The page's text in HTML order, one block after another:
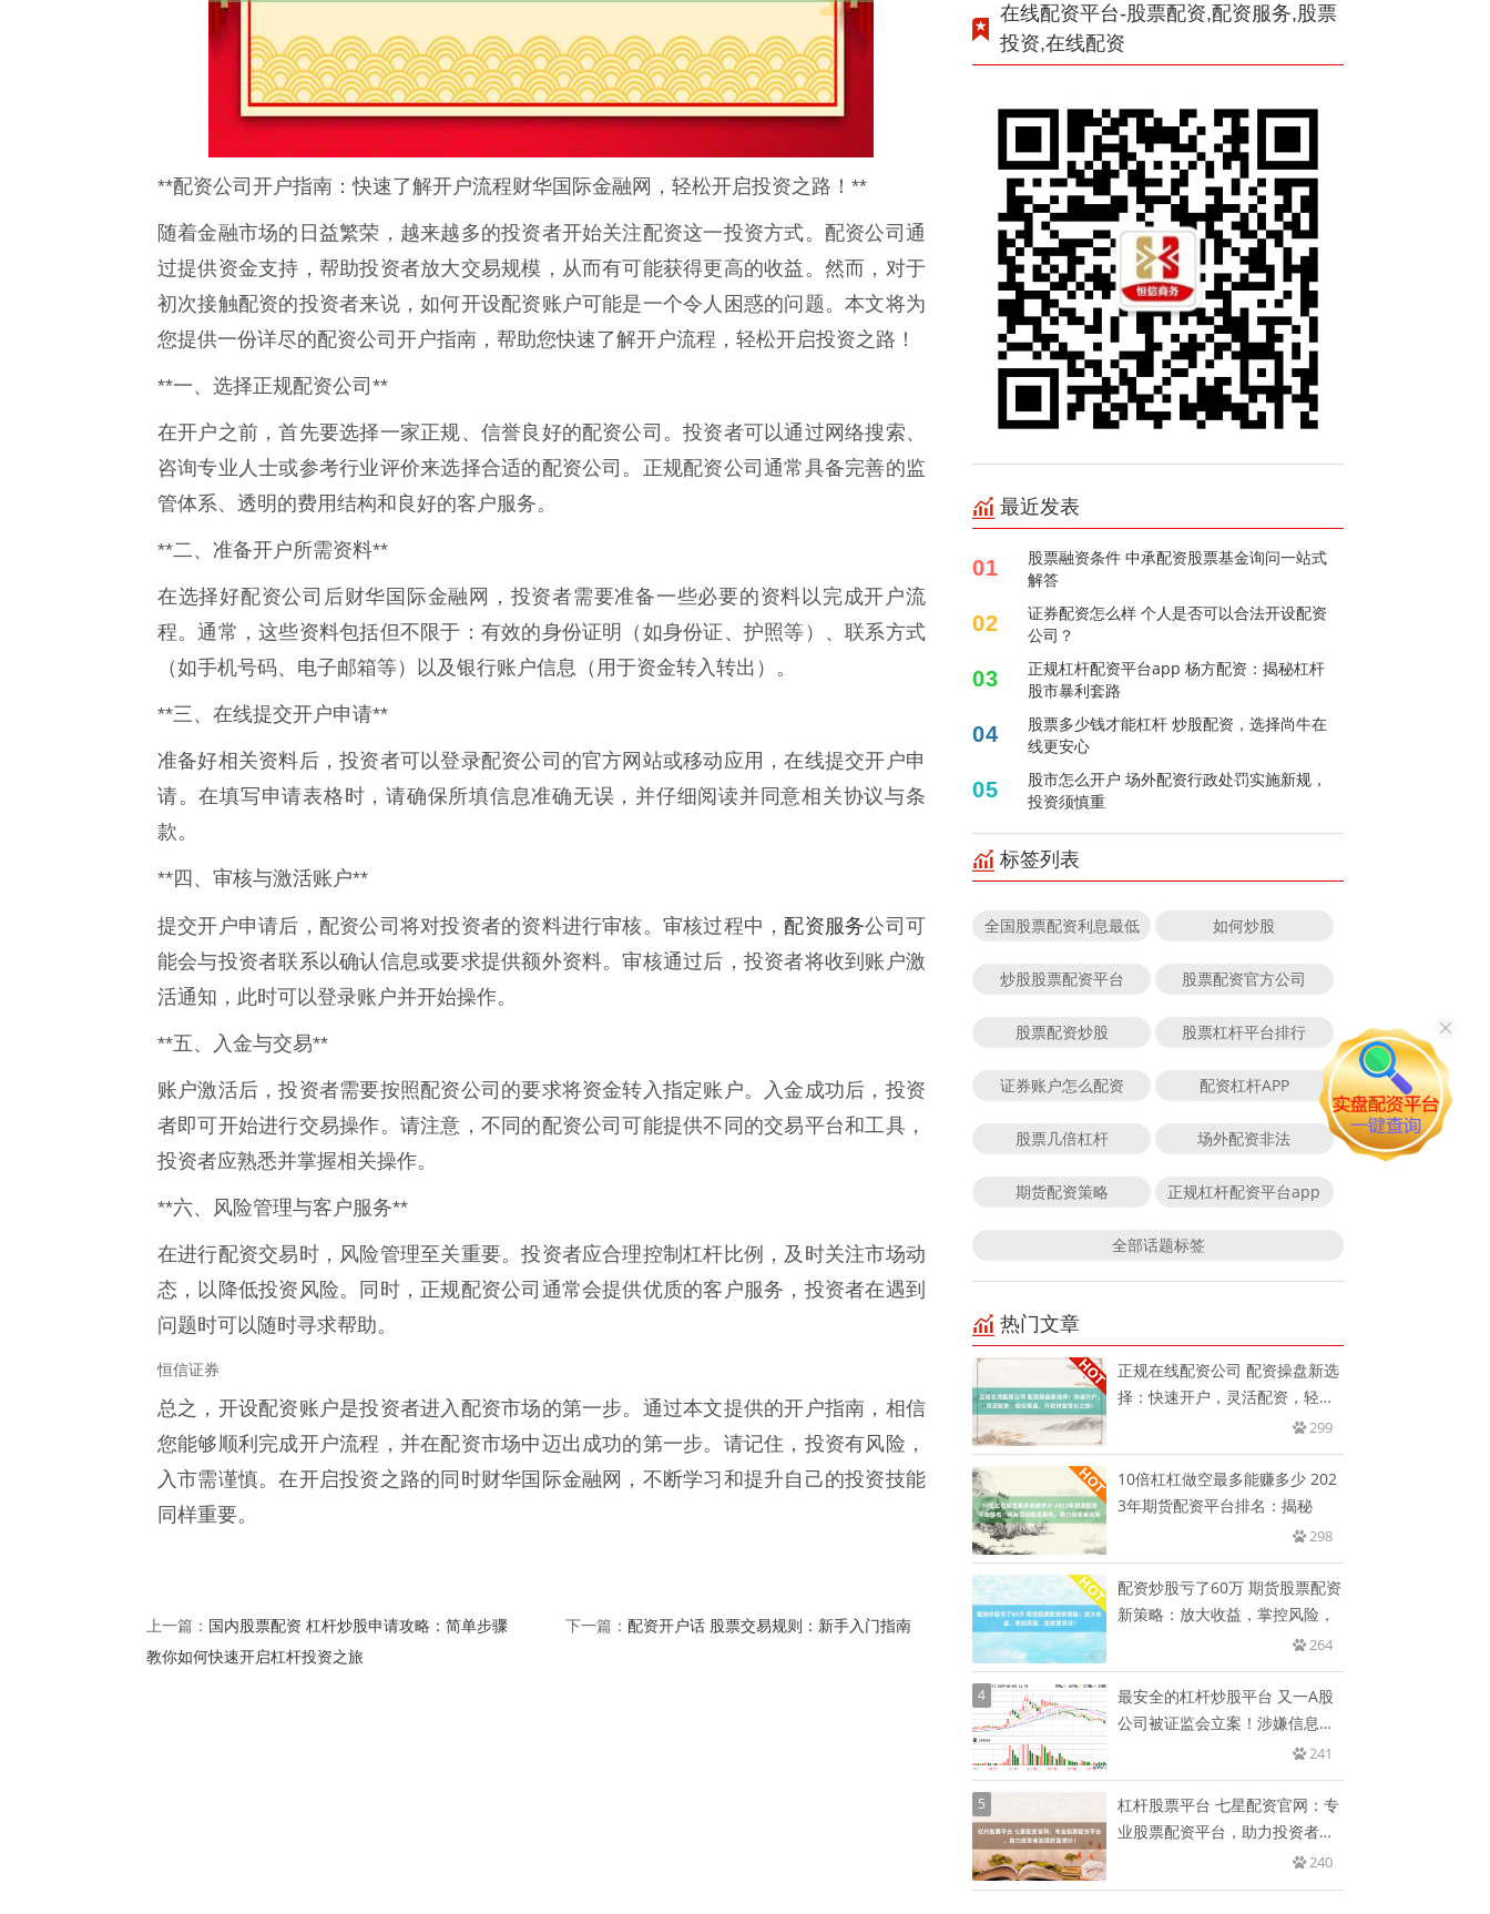
**配资公司开户指南：快速了解开户流程财华国际金融网，轻松开启投资之路！**
随着金融市场的日益繁荣，越来越多的投资者开始关注配资这一投资方式。配资公司通
过提供资金支持，帮助投资者放大交易规模，从而有可能获得更高的收益。然而，对于
初次接触配资的投资者来说，如何开设配资账户可能是一个令人困惑的问题。本文将为
您提供一份详尽的配资公司开户指南，帮助您快速了解开户流程，轻松开启投资之路！
**一、选择正规配资公司**
在开户之前，首先要选择一家正规、信誉良好的配资公司。投资者可以通过网络搜索、
咨询专业人士或参考行业评价来选择合适的配资公司。正规配资公司通常具备完善的监
管体系、透明的费用结构和良好的客户服务。
**二、准备开户所需资料**
在选择好配资公司后财华国际金融网，投资者需要准备一些必要的资料以完成开户流
程。通常，这些资料包括但不限于：有效的身份证明（如身份证、护照等）、联系方式
（如手机号码、电子邮箱等）以及银行账户信息（用于资金转入转出）。
**三、在线提交开户申请**
准备好相关资料后，投资者可以登录配资公司的官方网站或移动应用，在线提交开户申
请。在填写申请表格时，请确保所填信息准确无误，并仔细阅读并同意相关协议与条
款。
**四、审核与激活账户**
提交开户申请后，配资公司将对投资者的资料进行审核。审核过程中，配资服务公司可
能会与投资者联系以确认信息或要求提供额外资料。审核通过后，投资者将收到账户激
活通知，此时可以登录账户并开始操作。
**五、入金与交易**
账户激活后，投资者需要按照配资公司的要求将资金转入指定账户。入金成功后，投资
者即可开始进行交易操作。请注意，不同的配资公司可能提供不同的交易平台和工具，
投资者应熟悉并掌握相关操作。
**六、风险管理与客户服务**
在进行配资交易时，风险管理至关重要。投资者应合理控制杠杆比例，及时关注市场动
态，以降低投资风险。同时，正规配资公司通常会提供优质的客户服务，投资者在遇到
问题时可以随时寻求帮助。
恒信证券
总之，开设配资账户是投资者进入配资市场的第一步。通过本文提供的开户指南，相信
您能够顺利完成开户流程，并在配资市场中迈出成功的第一步。请记住，投资有风险，
入市需谨慎。在开启投资之路的同时财华国际金融网，不断学习和提升自己的投资技能
同样重要。
上一篇： 国内股票配资 杠杆炒股申请攻略：简单步骤
教你如何快速开启杠杆投资之旅
下一篇： 配资开户话 股票交易规则：新手入门指南
在线配资平台-股票配资,配资服务,股票
投资,在线配资
最近发表
01
股票融资条件 中承配资股票基金询问一站式
解答
02
证券配资怎么样 个人是否可以合法开设配资
公司？
03
正规杠杆配资平台app 杨方配资：揭秘杠杆
股市暴利套路
04
股票多少钱才能杠杆 炒股配资，选择尚牛在
线更安心
05
股市怎么开户 场外配资行政处罚实施新规，
投资须慎重
标签列表
全国股票配资利息最低 如何炒股
炒股股票配资平台 股票配资官方公司
股票配资炒股 股票杠杆平台排行
证券账户怎么配资 配资杠杆APP
股票几倍杠杆 场外配资非法
期货配资策略 正规杠杆配资平台app
全部话题标签
热门文章
正规在线配资公司 配资操盘新选
择：快速开户，灵活配资，轻松
299
10倍杠杠做空最多能赚多少 202
3年期货配资平台排名：揭秘
298
配资炒股亏了60万 期货股票配资
新策略：放大收益，掌控风险，
264
4
最安全的杠杆炒股平台 又一A股
公司被证监会立案！涉嫌信息披
241
5
杠杆股票平台 七星配资官网：专
业股票配资平台，助力投资者实
240